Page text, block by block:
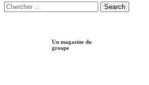
Search
for:
Search
Un magazine du
groupe